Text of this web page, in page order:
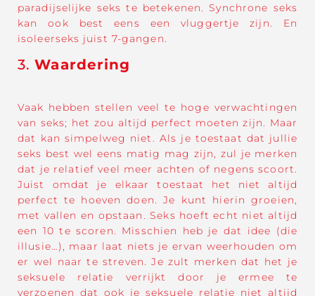
paradijselijke seks te betekenen. Synchrone seks
kan ook best eens een vluggertje zijn. En
isoleerseks juist 7-gangen.
3.Waardering
Vaak hebben stellen veel te hoge verwachtingen
van seks; het zou altijd perfect moeten zijn. Maar
dat kan simpelweg niet. Als je toestaat dat jullie
seks best wel eens matig mag zijn, zul je merken
dat je relatief veel meer achten of negens scoort.
Juist omdat je elkaar toestaat het niet altijd
perfect te hoeven doen. Je kunt hierin groeien,
met vallen en opstaan. Seks hoeft echt niet altijd
een 10 te scoren. Misschien heb je dat idee (die
illusie…), maar laat niets je ervan weerhouden om
er wel naar te streven. Je zult merken dat het je
seksuele relatie verrijkt door je ermee te
verzoenen dat ook je seksuele relatie niet altijd